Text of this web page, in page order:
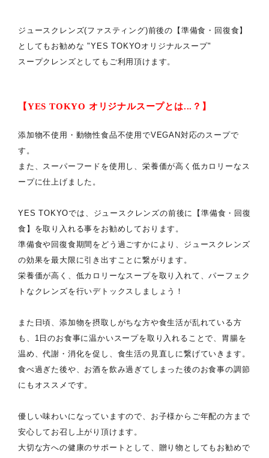
ジュースクレンズ(ファスティング)前後の【準備食・回復食】
としてもお勧めな "YES TOKYOオリジナルスープ"
スープクレンズとしてもご利用頂けます。
【YES TOKYO オリジナルスープとは...？】
添加物不使用・動物性食品不使用でVEGAN対応のスープで
す。
また、スーパーフードを使用し、栄養価が高く低カロリーなス
ープに仕上げました。
YES TOKYOでは、ジュースクレンズの前後に【準備食・回復
食】を取り入れる事をお勧めしております。
準備食や回復食期間をどう過ごすかにより、ジュースクレンズ
の効果を最大限に引き出すことに繋がります。
栄養価が高く、低カロリーなスープを取り入れて、パーフェク
トなクレンズを行いデトックスしましょう！
また日頃、添加物を摂取しがちな方や食生活が乱れている方
も、1日のお食事に温かいスープを取り入れることで、胃腸を
温め、代謝・消化を促し、食生活の見直しに繋げていきます。
食べ過ぎた後や、お酒を飲み過ぎてしまった後のお食事の調節
にもオススメです。
優しい味わいになっていますので、お子様からご年配の方まで
安心してお召し上がり頂けます。
大切な方への健康のサポートとして、贈り物としてもお勧めで